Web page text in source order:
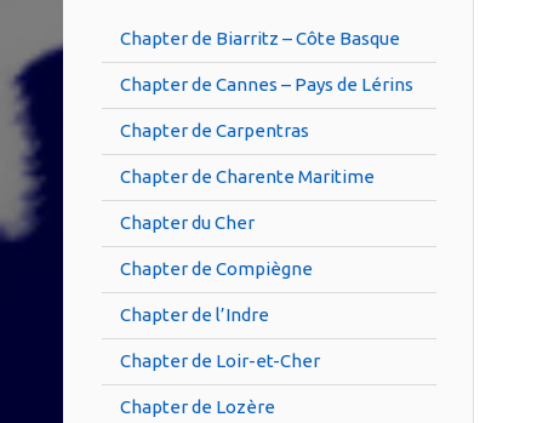
Chapter de Biarritz – Côte Basque
Chapter de Cannes – Pays de Lérins
Chapter de Carpentras
Chapter de Charente Maritime
Chapter du Cher
Chapter de Compiègne
Chapter de l’Indre
Chapter de Loir-et-Cher
Chapter de Lozère